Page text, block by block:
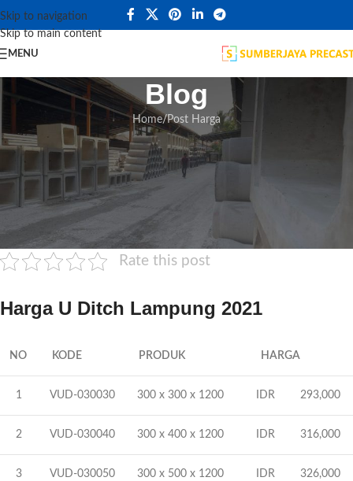
Skip to navigation
Skip to main content
MENU
Blog
Home Post Harga
POST HARGA
Harga U Ditch Lampung
9 Juli 2021
Posted by
admin
Home » Harga U Ditch Lampung
09
JUL
Rate this post
Harga U Ditch Lampung 2021
NO KODE PRODUK HARGA
1 VUD-030030 300 x 300 x 1200 IDR 293,000
2 VUD-030040 300 x 400 x 1200 IDR 316,000
3 VUD-030050 300 x 500 x 1200 IDR 326,000